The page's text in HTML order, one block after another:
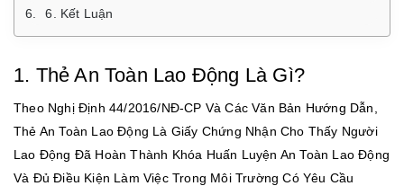
6. Kết Luận
1. Thẻ An Toàn Lao Động Là Gì?
Theo Nghị Định 44/2016/NĐ-CP Và Các Văn Bản Hướng Dẫn,
Thẻ An Toàn Lao Động Là Giấy Chứng Nhận Cho Thấy Người
Lao Động Đã Hoàn Thành Khóa Huấn Luyện An Toàn Lao Động
Và Đủ Điều Kiện Làm Việc Trong Môi Trường Có Yêu Cầu